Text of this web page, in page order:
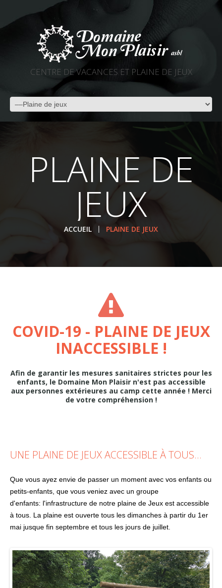
CENTRE DE VACANCES ET PLAINE DE JEUX
PLAINE DE
JEUX
ACCUEIL PLAINE DE JEUX
COVID-19 - PLAINE DE JEUX
INACCESSIBLE !
Afin de garantir les mesures sanitaires strictes pour les
enfants, le Domaine Mon Plaisir n'est pas accessible
aux personnes extérieures au camp cette année ! Merci
de votre compréhension !
UNE PLAINE DE JEUX ACCESSIBLE À TOUS...
Que vous ayez envie de passer un moment avec vos enfants ou
petits-enfants, que vous veniez avec un groupe
d'enfants: l'infrastructure de notre plaine de Jeux est accessible
à tous. La plaine est ouverte tous les dimanches à partir du 1er
mai jusque fin septembre et tous les jours de juillet.